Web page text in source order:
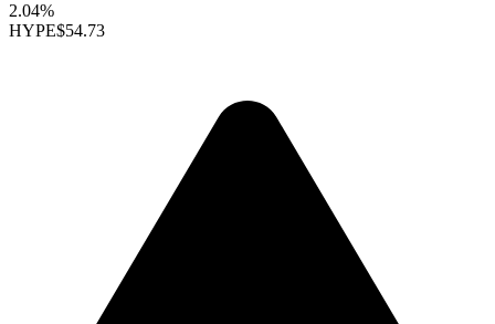
2.04%
HYPE$54.73